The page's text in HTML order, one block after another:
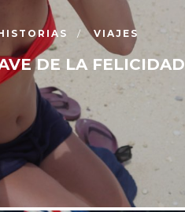
VIAJES
DE LA FELICIDAD